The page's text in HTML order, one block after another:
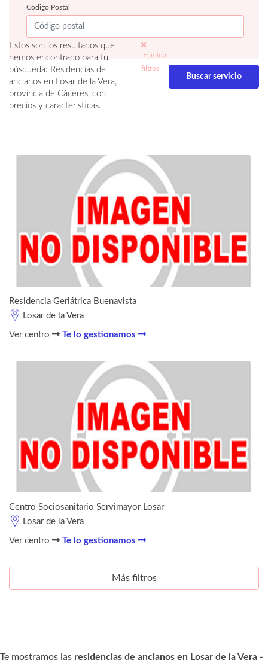
Código Postal
Estos son los resultados que
hemos encontrado para tu
búsqueda: Residencias de
ancianos en Losar de la Vera,
provincia de Cáceres, con
precios y características.
Eliminar
filtros
Residencia Geriátrica Buenavista
Losar de la Vera
Ver centro Te lo gestionamos
Centro Sociosanitario Servimayor Losar
Losar de la Vera
Ver centro Te lo gestionamos
Más filtros
Te mostramos las residencias de ancianos en Losar de la Vera -